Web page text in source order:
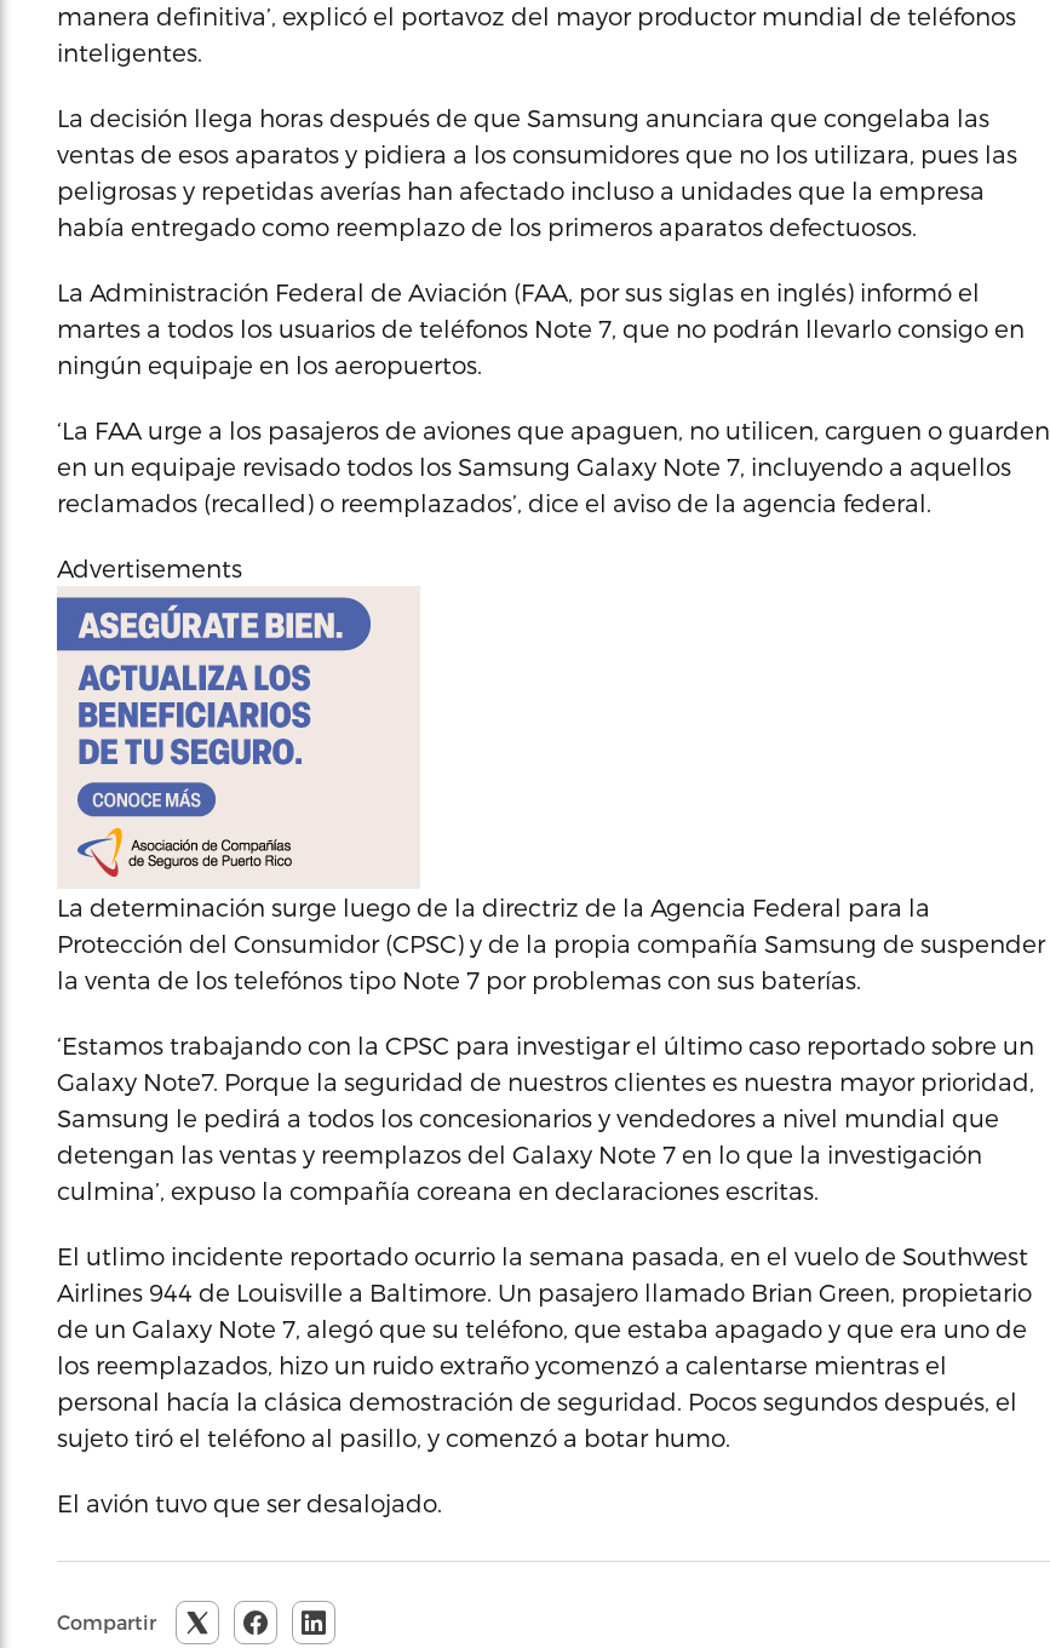
manera definitiva’, explicó el portavoz del mayor productor mundial de teléfonos
inteligentes.
La decisión llega horas después de que Samsung anunciara que congelaba las
ventas de esos aparatos y pidiera a los consumidores que no los utilizara, pues las
peligrosas y repetidas averías han afectado incluso a unidades que la empresa
había entregado como reemplazo de los primeros aparatos defectuosos.
La Administración Federal de Aviación (FAA, por sus siglas en inglés) informó el
martes a todos los usuarios de teléfonos Note 7, que no podrán llevarlo consigo en
ningún equipaje en los aeropuertos.
‘La FAA urge a los pasajeros de aviones que apaguen, no utilicen, carguen o guarden
en un equipaje revisado todos los Samsung Galaxy Note 7, incluyendo a aquellos
reclamados (recalled) o reemplazados’, dice el aviso de la agencia federal.
Advertisements
La determinación surge luego de la directriz de la Agencia Federal para la
Protección del Consumidor (CPSC) y de la propia compañía Samsung de suspender
la venta de los telefónos tipo Note 7 por problemas con sus baterías.
‘Estamos trabajando con la CPSC para investigar el último caso reportado sobre un
Galaxy Note7. Porque la seguridad de nuestros clientes es nuestra mayor prioridad,
Samsung le pedirá a todos los concesionarios y vendedores a nivel mundial que
detengan las ventas y reemplazos del Galaxy Note 7 en lo que la investigación
culmina’, expuso la compañía coreana en declaraciones escritas.
El utlimo incidente reportado ocurrio la semana pasada, en el vuelo de Southwest
Airlines 944 de Louisville a Baltimore. Un pasajero llamado Brian Green, propietario
de un Galaxy Note 7, alegó que su teléfono, que estaba apagado y que era uno de
los reemplazados, hizo un ruido extraño ycomenzó a calentarse mientras el
personal hacía la clásica demostración de seguridad. Pocos segundos después, el
sujeto tiró el teléfono al pasillo, y comenzó a botar humo.
El avión tuvo que ser desalojado.
Compartir